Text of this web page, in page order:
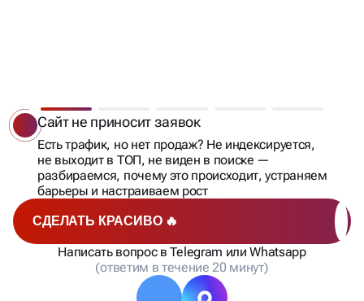
СДЕЛАТЬ КРАСИВО 🔥
Написать вопрос в Telegram или Whatsapp
(ответим в течение 20 минут)
Сайт только запущен
Вы вложились в разработку и не хотите терять время
и деньги? Строим SEO с нуля: техоптимизация,
семантика, структура — всё по уму